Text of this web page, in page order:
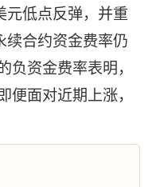
元低点反弹，并重
合约资金费率仍
负资金费率表明，
便面对近期上涨，